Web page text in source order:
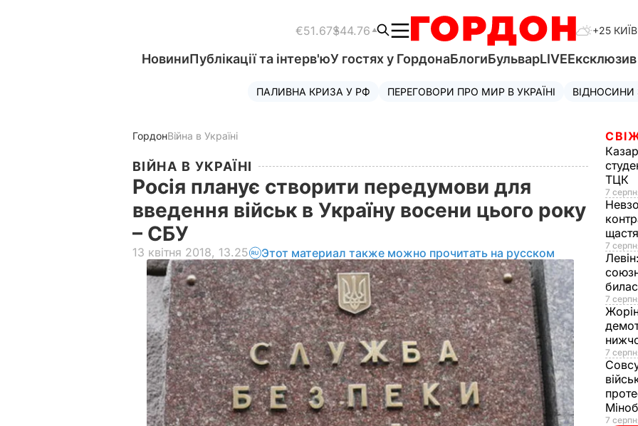
€51.67$44.76 +25 КИЇВ
НовиниПублікації та інтерв'юУ гостях у ГордонаБлогиБульварLIVEЕксклюзив
ПАЛИВНА КРИЗА У РФ ПЕРЕГОВОРИ ПРО МИР В УКРАЇНІ
ГордонВійна в Україні
ВІЙНА В УКРАЇНІ
Росія планує створити передумови для
введення військ в Україну восени цього року
– СБУ
13 квітня 2018, 13.25 Этот материал также можно прочитать на русском
ТЦК
7
щастя
7
Левін:
7
7
7